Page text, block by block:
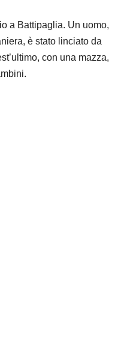
a Battipaglia. Un uomo,
è stato linciato da
con una mazza,